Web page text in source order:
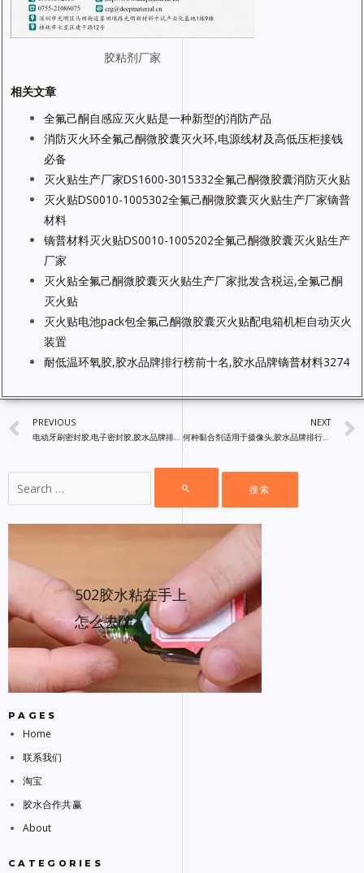
胶粘剂厂家
相关文章
全氟己酮自感应灭火贴是一种新型的消防产品
消防灭火环全氟己酮微胶囊灭火环,电源线材及高低压柜接钱
必备
灭火贴生产厂家DS1600-3015332全氟己酮微胶囊消防灭火贴
灭火贴DS0010-1005302全氟己酮微胶囊灭火贴生产厂家镝普
材料
镝普材料灭火贴DS0010-1005202全氟己酮微胶囊灭火贴生产
厂家
灭火贴全氟己酮微胶囊灭火贴生产厂家批发含税运,全氟己酮
灭火贴
灭火贴电池pack包全氟己酮微胶囊灭火贴配电箱机柜自动灭火
装置
耐低温环氧胶,胶水品牌排行榜前十名,胶水品牌镝普材料3274
PREVIOUS
电动牙刷密封胶,电子密封胶,胶水品牌排行榜前十名,胶粘剂厂家
NEXT
何种黏合剂适用于摄像头,胶水品牌排行榜前十名,胶粘剂厂家直销
502胶水粘在手上
怎么去除
PAGES
Home
联系我们
淘宝
胶水合作共赢
About
CATEGORIES